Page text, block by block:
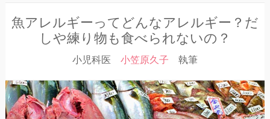
魚アレルギーってどんなアレルギー？だ
しや練り物も食べられないの？
小児科医 小笠原久子 執筆